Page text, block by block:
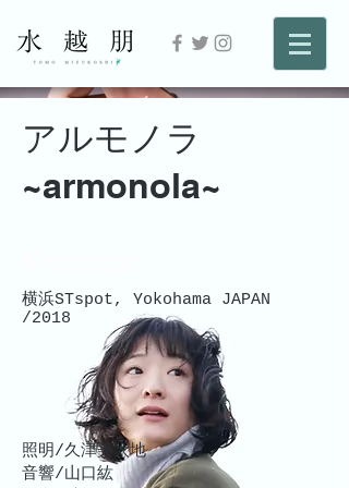
アルモノラ
~armonola~
横浜STspot, Yokohama JAPAN
/2018
照明/久津美太地
音響/山口紘